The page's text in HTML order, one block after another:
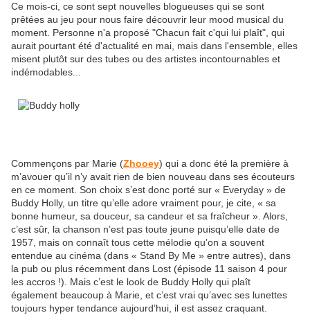
Ce mois-ci, ce sont sept nouvelles blogueuses qui se sont
prêtées au jeu pour nous faire découvrir leur mood musical du
moment. Personne n'a proposé "Chacun fait c'qui lui plaît", qui
aurait pourtant été d'actualité en mai, mais dans l'ensemble, elles
misent plutôt sur des tubes ou des artistes incontournables et
indémodables...
Commençons par Marie (Zhooey) qui a donc été la première à
m’avouer qu’il n’y avait rien de bien nouveau dans ses écouteurs
en ce moment. Son choix s’est donc porté sur « Everyday » de
Buddy Holly, un titre qu’elle adore vraiment pour, je cite, « sa
bonne humeur, sa douceur, sa candeur et sa fraîcheur ». Alors,
c’est sûr, la chanson n’est pas toute jeune puisqu’elle date de
1957, mais on connaît tous cette mélodie qu’on a souvent
entendue au cinéma (dans « Stand By Me » entre autres), dans
la pub ou plus récemment dans Lost (épisode 11 saison 4 pour
les accros !). Mais c’est le look de Buddy Holly qui plaît
également beaucoup à Marie, et c’est vrai qu’avec ses lunettes
toujours hyper tendance aujourd’hui, il est assez craquant.